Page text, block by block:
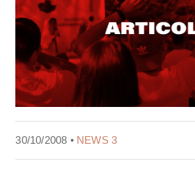
30/10/2008 • NEWS 3